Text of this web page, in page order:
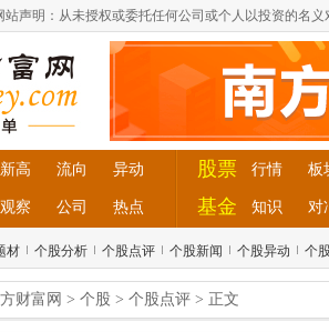
站声明：从未授权或委托任何公司或个人以投资的名
新高 流向 异动
观察 公司 热点
股票 行情 板
基金 知识 对
材 个股分析 个股点评 个股新闻 个股异动 个
财富网 > 个股 > 个股点评 > 正文